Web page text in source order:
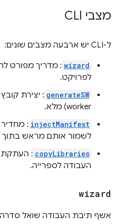
מצבי CLI
ל-CLI יש ארבעה מצבים שונים:
wizard
לפרויקט.
generateSW
worker) מלא.
injectManifest
:
לשמור אותם מראש בתוך
copyLibraries : העתקת
העבודה לספרייה.
wizard
אשף תיבת העבודה שואל